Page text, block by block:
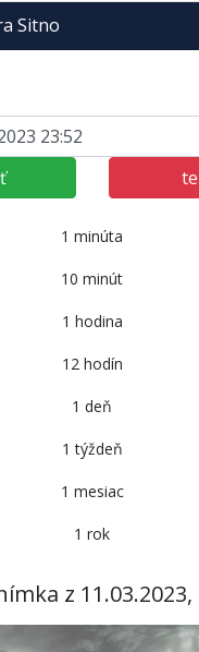
Sitno
1 minúta
10 minút
1 hodina
12 hodín
1 deň
1 týždeň
1 mesiac
1 rok
z 11.03.2023,